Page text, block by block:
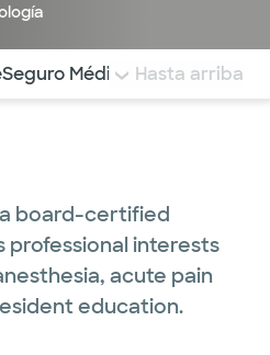
saltar rápidamente a
Seguro Médico COMENTARIOS
Hasta arriba
a board-certified
professional interests
acute pain
education.